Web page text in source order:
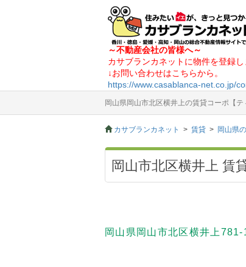
～不動産会社の皆様へ～
カサブランカネットに物件を登録し
↓お問い合わせはこちらから。
https://www.casablanca-net.co.jp/
岡山県岡山市北区横井上の賃貸コーポ【
カサブランカネット 賃貸 岡山県
岡山市北区横井上 賃
岡山県岡山市北区横井上781-